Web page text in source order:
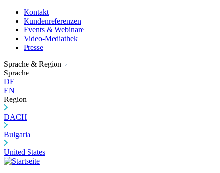
Kontakt
Kundenreferenzen
Events & Webinare
Video-Mediathek
Presse
Sprache & Region
Sprache
DE
EN
Region
DACH
Bulgaria
United States